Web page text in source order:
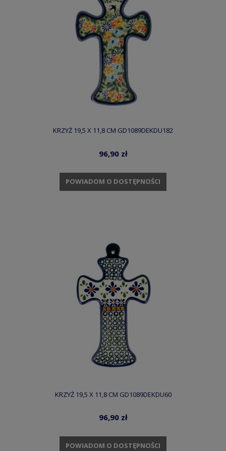
KRZYŻ 19,5 X 11,8 CM GD1089DEKDU182
96,90 zł
POWIADOM O DOSTĘPNOŚCI
KRZYŻ 19,5 X 11,8 CM GD1089DEKDU60
96,90 zł
POWIADOM O DOSTĘPNOŚCI